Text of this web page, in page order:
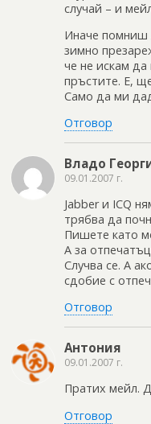
случай – и
Иначе помниш
зимно
че не искам
пръстите. Е,
Само да ми
Отговор
Владо
09.01.2007 г.
Jabber и ICQ
трябва да
Пишете като
А за
Случва се. А
сдобие с
Отговор
Антония
09.01.2007 г.
Пратих мейл.
Отговор